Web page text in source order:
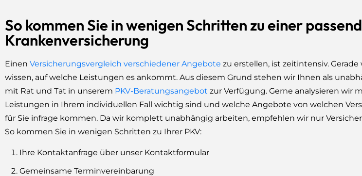
So kommen Sie in wenigen Schritten zu einer
Krankenversicherung
Einen Versicherungsvergleich verschiedener Angebote zu erstellen, ist zeitintensiv. Gerade
wissen, auf welche Leistungen es ankommt. Aus diesem Grund stehen wir Ihnen als
mit Rat und Tat in unserem PKV-Beratungsangebot zur Verfügung. Gerne analysieren wir
Leistungen in Ihrem individuellen Fall wichtig sind und welche Angebote von welchen
für Sie infrage kommen. Da wir komplett unabhängig arbeiten, empfehlen wir nur
So kommen Sie in wenigen Schritten zu Ihrer PKV:
Ihre Kontaktanfrage über unser Kontaktformular
Gemeinsame Terminvereinbarung